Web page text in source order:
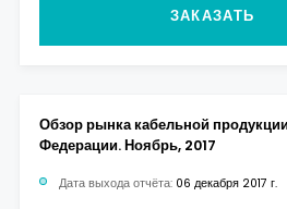
ЗАКАЗАТЬ
Обзор рынка кабельной
Федерации. Ноябрь, 2017
Дата выхода отчёта: 06 декабря 2017 г.